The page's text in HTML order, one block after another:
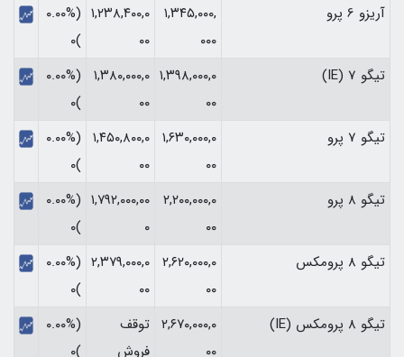
آریزو 6 پرو
۱,۳۴۵,۰۰۰,
۰۰۰
۱,۲۳۸,۴۰۰,۰
۰۰
(۰.۰۰%
)۰
تیگو 7 (IE)
۱,۳۹۸,۰۰۰,۰
۰۰
۱,۳۸۰,۰۰۰,۰
۰۰
(۰.۰۰%
)۰
تیگو 7 پرو
۱,۶۳۰,۰۰۰,۰
۰۰
۱,۴۵۰,۸۰۰,۰
۰۰
(۰.۰۰%
)۰
تیگو 8 پرو
۲,۲۰۰,۰۰۰,۰
۰۰
۱,۷۹۲,۰۰۰,۰۰
۰
(۰.۰۰%
)۰
تیگو 8 پرومکس
۲,۶۲۰,۰۰۰,۰
۰۰
۲,۳۷۹,۰۰۰,۰
۰۰
(۰.۰۰%
)۰
تیگو 8 پرومکس (IE)
۲,۶۷۰,۰۰۰,۰
۰۰
توقف
فروش
(۰.۰۰%
)۰